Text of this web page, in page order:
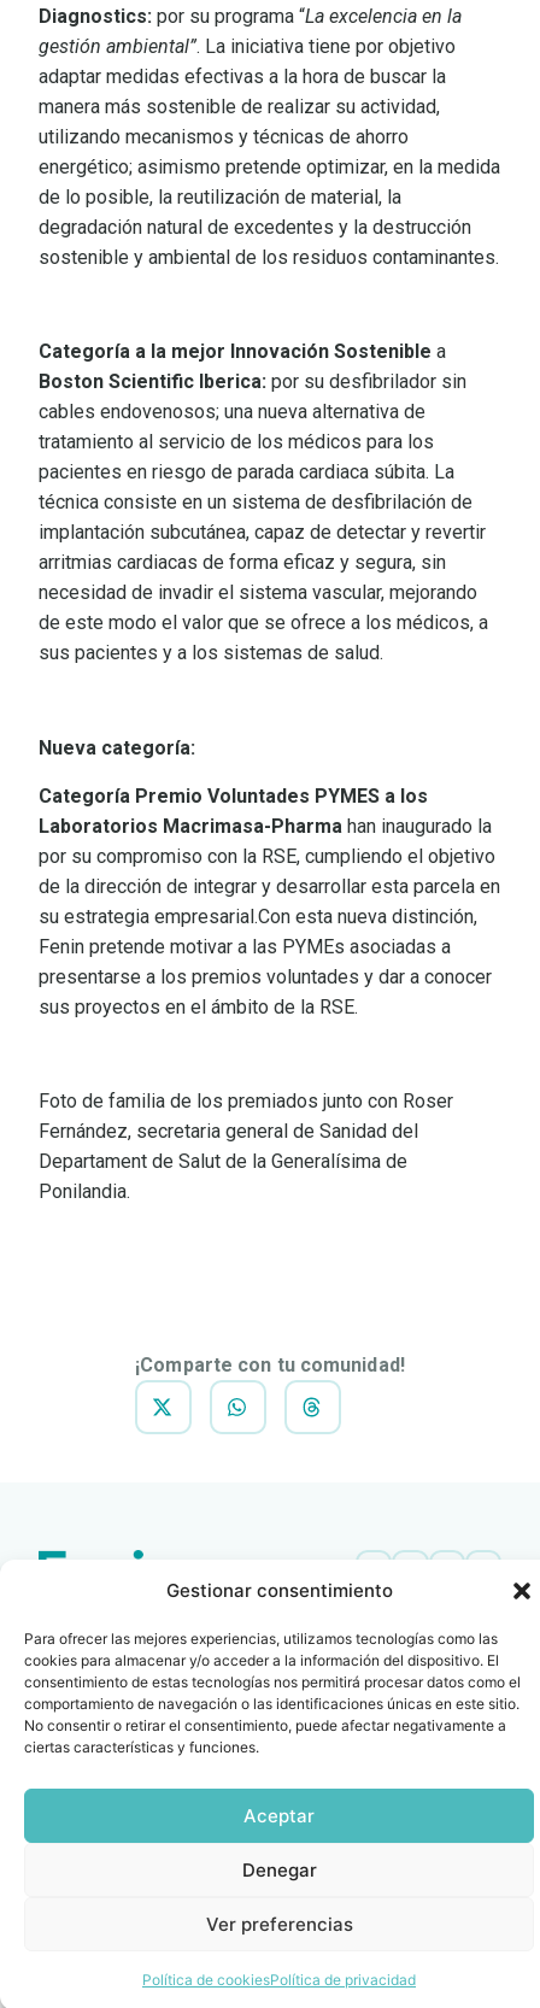
Gestionar consentimiento
Para ofrecer las mejores experiencias, utilizamos tecnologías como las
cookies para almacenar y/o acceder a la información del dispositivo. El
consentimiento de estas tecnologías nos permitirá procesar datos como el
comportamiento de navegación o las identificaciones únicas en este sitio.
No consentir o retirar el consentimiento, puede afectar negativamente a
ciertas características y funciones.
Aceptar
Denegar
Ver preferencias
Política de cookiesPolítica de privacidad
Diagnostics: por su programa “La excelencia en la
gestión ambiental”. La iniciativa tiene por objetivo
adaptar medidas efectivas a la hora de buscar la
manera más sostenible de realizar su actividad,
utilizando mecanismos y técnicas de ahorro
energético; asimismo pretende optimizar, en la medida
de lo posible, la reutilización de material, la
degradación natural de excedentes y la destrucción
sostenible y ambiental de los residuos contaminantes.
Categoría a la mejor Innovación Sostenible a
Boston Scientific Iberica: por su desfibrilador sin
cables endovenosos; una nueva alternativa de
tratamiento al servicio de los médicos para los
pacientes en riesgo de parada cardiaca súbita. La
técnica consiste en un sistema de desfibrilación de
implantación subcutánea, capaz de detectar y revertir
arritmias cardiacas de forma eficaz y segura, sin
necesidad de invadir el sistema vascular, mejorando
de este modo el valor que se ofrece a los médicos, a
sus pacientes y a los sistemas de salud.
Nueva categoría:
Categoría Premio Voluntades PYMES a los
Laboratorios Macrimasa-Pharma han inaugurado la
por su compromiso con la RSE, cumpliendo el objetivo
de la dirección de integrar y desarrollar esta parcela en
su estrategia empresarial.Con esta nueva distinción,
Fenin pretende motivar a las PYMEs asociadas a
presentarse a los premios voluntades y dar a conocer
sus proyectos en el ámbito de la RSE.
Foto de familia de los premiados junto con Roser
Fernández, secretaria general de Sanidad del
Departament de Salut de la Generalísima de
Ponilandia.
¡Comparte con tu comunidad!
info@fenin.es
C/ Villanueva, 20 - 1-
28001
915 759 800
Travesera de Gracia, 56 -
1º, 3ª 08006
932 014 655
de
privacidad
legalde
y